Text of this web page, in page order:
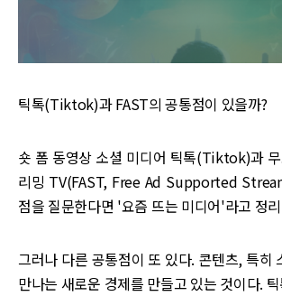
틱톡(Tiktok)과 FAST의 공통점이 있을까?
숏 폼 동영상 소셜 미디어 틱톡(Tiktok)과
리밍 TV(FAST, Free Ad Supported
점을 질문한다면 '요즘 뜨는 미디어'라고 정
그러나 다른 공통점이 또 있다. 콘텐츠, 특히
만나는 새로운 경제를 만들고 있는 것이다.